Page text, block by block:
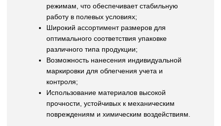
режимам, что обеспечивает стабильную
работу в полевых условиях;
Широкий ассортимент размеров для
оптимального соответствия упаковке
различного типа продукции;
Возможность нанесения индивидуальной
маркировки для облегчения учета и
контроля;
Использование материалов высокой
прочности, устойчивых к механическим
повреждениям и химическим воздействиям.